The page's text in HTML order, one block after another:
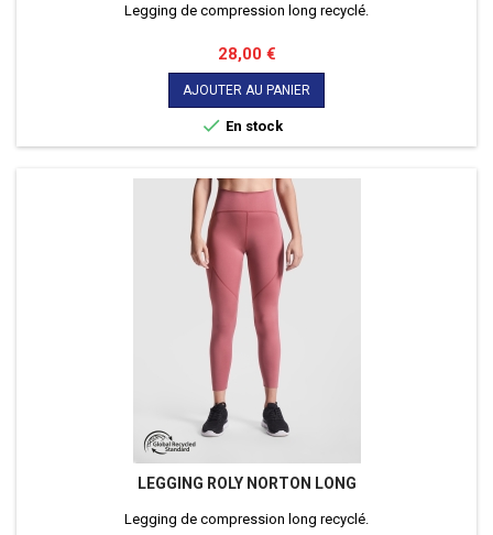
Legging de compression long recyclé.
Prix
28,00 €
AJOUTER AU PANIER
 En stock
LEGGING ROLY NORTON LONG
Legging de compression long recyclé.